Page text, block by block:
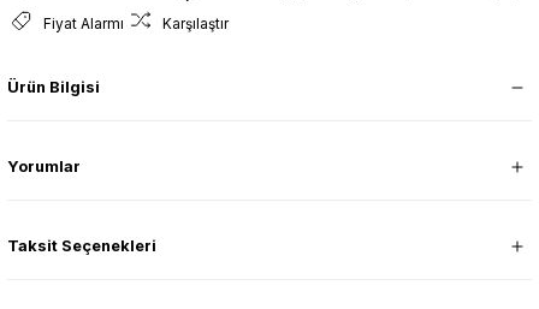
Fiyat Alarmı
Karşılaştır
Ürün Bilgisi
Yorumlar
Taksit Seçenekleri